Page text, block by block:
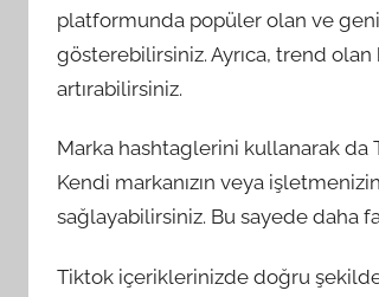
platformunda popüler olan ve
gösterebilirsiniz. Ayrıca, trend
artırabilirsiniz.
Marka hashtaglerini kullanarak da
Kendi markanızın veya
sağlayabilirsiniz. Bu sayede daha
Tiktok içeriklerinizde doğru